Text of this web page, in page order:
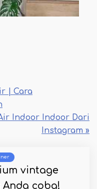
| Cara
Indoor Indoor Dari
Instagram »
vintage
coba!